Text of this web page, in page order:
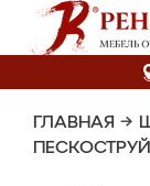
ГЛАВНАЯ →
ПЕСКОСТРУЙ